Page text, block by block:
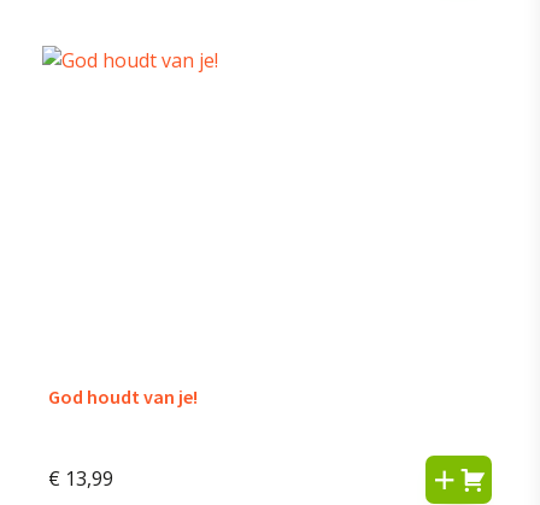
God houdt van je!
€ 13,99